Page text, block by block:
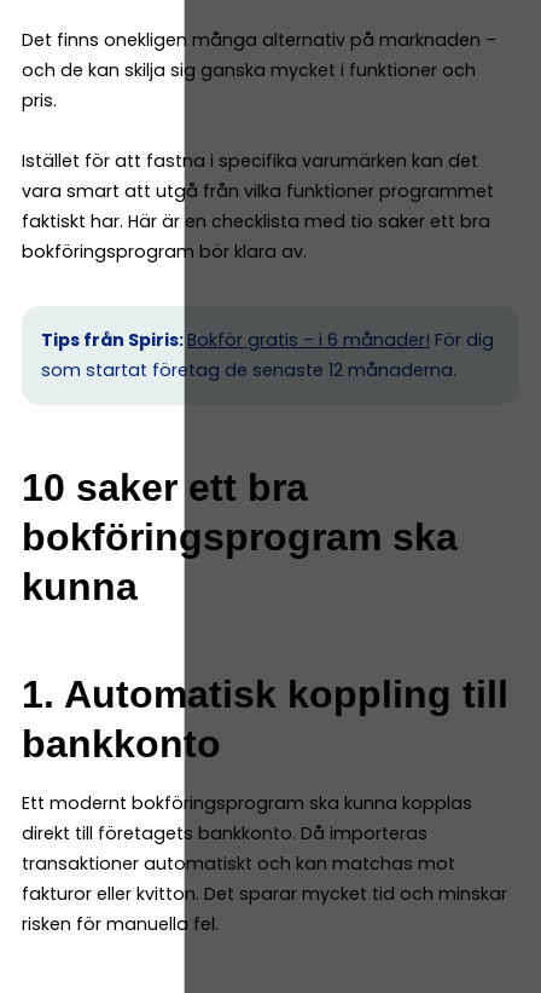
Det finns onekligen många alternativ på marknaden –
och de kan skilja sig ganska mycket i funktioner och
pris.
Istället för att fastna i specifika varumärken kan det
vara smart att utgå från vilka funktioner programmet
faktiskt har. Här är en checklista med tio saker ett bra
bokföringsprogram bör klara av.
Tips från Spiris: Bokför gratis – i 6 månader! För dig
som startat företag de senaste 12 månaderna.
10 saker ett bra
bokföringsprogram ska
kunna
1. Automatisk koppling till
bankkonto
Ett modernt bokföringsprogram ska kunna kopplas
direkt till företagets bankkonto. Då importeras
transaktioner automatiskt och kan matchas mot
fakturor eller kvitton. Det sparar mycket tid och minskar
risken för manuella fel.